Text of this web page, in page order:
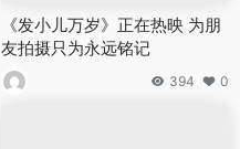
《发小儿万岁》正在热映 为朋
友拍摄只为永远铭记
394 0